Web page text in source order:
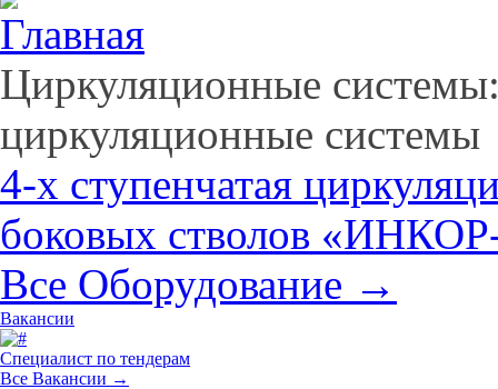
Циркуляционные
циркуляционные системы
4-х ступенчатая
боковых стволов
Все Оборудование →
Вакансии
Специалист по тендерам
Все Вакансии →